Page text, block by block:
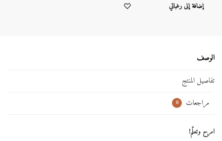
إضافة إلى رغباتي
الوصف
تفاصيل المنتج
مراجعات
0
امرح وتعلّم!